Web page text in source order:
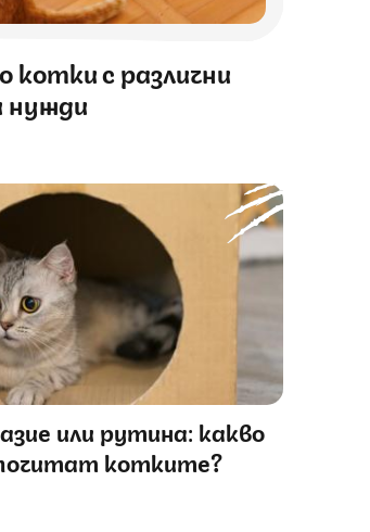
котки с различни
нужди
или рутина: какво
котките?